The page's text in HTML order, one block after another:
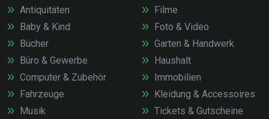
Antiquitäten
Baby & Kind
Bücher
Büro & Gewerbe
Computer & Zubehör
Fahrzeuge
Filme
Foto & Video
Garten & Handwerk
Haushalt
Immobilien
Kleidung & Accessoires
Musik
Tickets & Gutscheine